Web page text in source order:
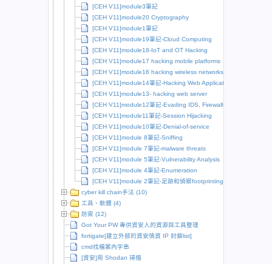
[CEH V11]module3筆記
[CEH V11]module20 Cryptography
[CEH V11]module1筆記
[CEH V11]module19筆記-Cloud Computing
[CEH V11]module18-IoT and OT Hacking
[CEH V11]module17 hacking mobile platforms
[CEH V11]module16 hacking wireless networks
[CEH V11]module14筆記-Hacking Web Applications
[CEH V11]module13- hacking web server
[CEH V11]module12筆記-Evading IDS, Firewalls and Honeypots
[CEH V11]module11筆記-Session Hijacking
[CEH V11]module10筆記-Denial-of-service
[CEH V11]module 8筆記-Sniffing
[CEH V11]module 7筆記-malware threats
[CEH V11]module 5筆記-Vulnerability Analysis
[CEH V11]module 4筆記-Enumeration
[CEH V11]module 2筆記-足跡和偵察footprinting and
cyber kill chain手法 (10)
工具、軟體 (4)
防禦 (12)
Got Your PW 專供資安人的資源與工具整理
fortigate[建立外部的資安情資 IP 封鎖list]
cmd找檔案內字串
[資安]用 Shodan 掃描